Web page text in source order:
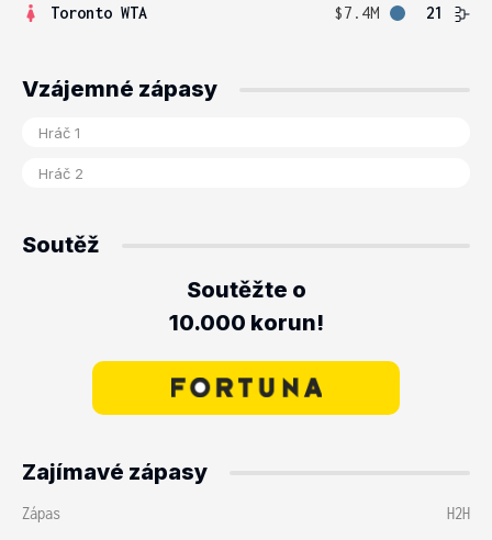
Toronto WTA
$7.4M 21
Vzájemné zápasy
Soutěž
Soutěžte o
10.000 korun!
Zajímavé zápasy
Zápas
H2H